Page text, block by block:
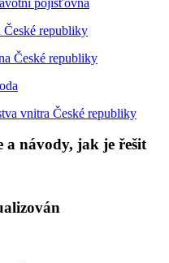
republiky
České republiky
vnitra České republiky
a návody, jak je řešit